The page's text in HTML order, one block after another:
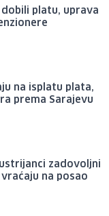
dobili platu, uprava
na isplatu plata,
prema Sarajevu
zadovoljni
na posao